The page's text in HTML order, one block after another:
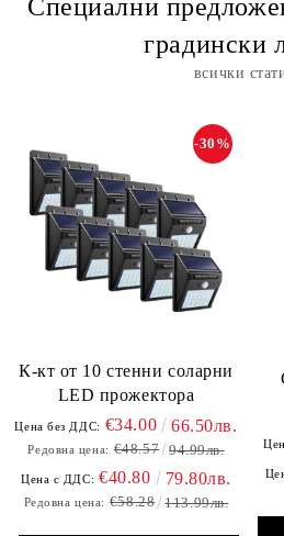
Специални
градински
всички
К-кт от 10 стенни соларни
LED прожектора
-30%
Цена без ДДС: €34.00 66.50лв.
Редовна цена: €48.57 94.99лв.
Цена с ДДС: €40.80 79.80лв.
Редовна цена: €58.28 113.99лв.